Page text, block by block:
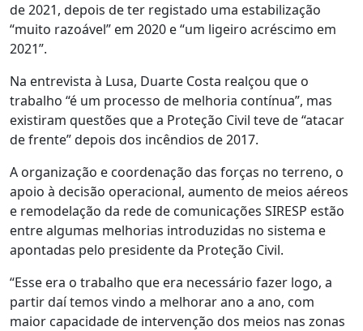
de 2021, depois de ter registado uma estabilização
“muito razoável” em 2020 e “um ligeiro acréscimo em
2021”.
Na entrevista à Lusa, Duarte Costa realçou que o
trabalho “é um processo de melhoria contínua”, mas
existiram questões que a Proteção Civil teve de “atacar
de frente” depois dos incêndios de 2017.
A organização e coordenação das forças no terreno, o
apoio à decisão operacional, aumento de meios aéreos
e remodelação da rede de comunicações SIRESP estão
entre algumas melhorias introduzidas no sistema e
apontadas pelo presidente da Proteção Civil.
“Esse era o trabalho que era necessário fazer logo, a
partir daí temos vindo a melhorar ano a ano, com
maior capacidade de intervenção dos meios nas zonas